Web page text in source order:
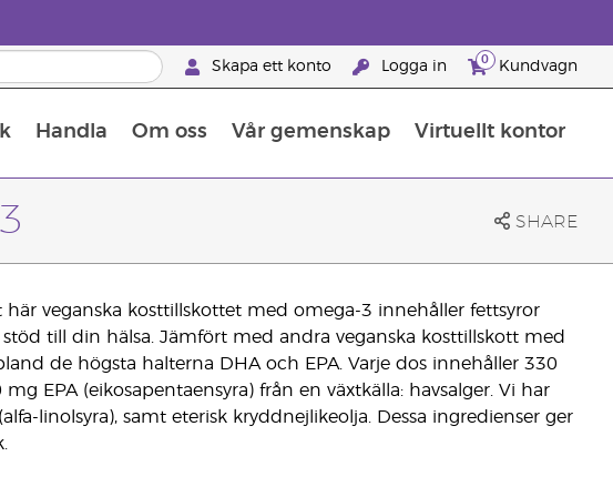
Skapa ett konto Logga in 0 Kundvagn
Handla Om oss Vår gemenskap Virtuellt kontor
SHARE
här veganska kosttillskottet med omega-3 innehåller fettsyror
till din hälsa. Jämfört med andra veganska kosttillskott med
de högsta halterna DHA och EPA. Varje dos innehåller 330
EPA (eikosapentaensyra) från en växtkälla: havsalger. Vi har
linolsyra), samt eterisk kryddnejlikeolja. Dessa ingredienser ger